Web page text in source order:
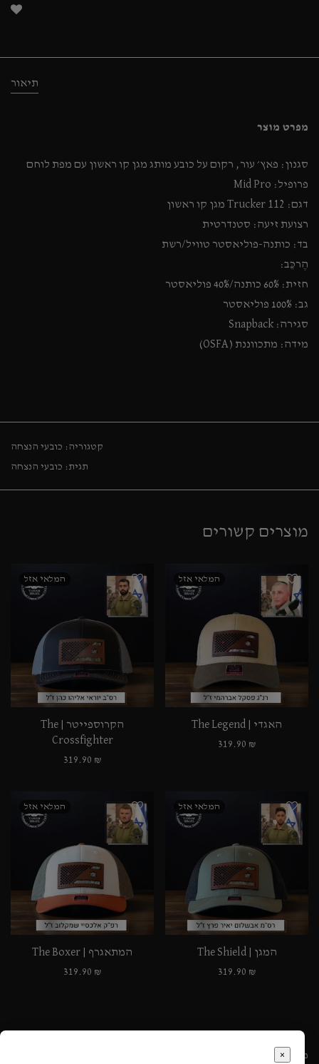
תיאור
מפרט מוצר
סגנון: פאץ׳ עור, רקום על כובע מותג מגן קו ראשון עם מפת לוחם
פרופיל: Mid Pro
דגם: Trucker 112 מגן קו ראשון
רצועת זיעה: סטנדרטית
בד: כותנה-פוליאסטר טוויל/רשת
הֶרכֵּב:
חזית: 60% כותנה/40% פוליאסטר
גב: 100% פוליאסטר
סגירה: Snapback
מידה: מתכווננת (OSFA)
קטגוריה: כובעי הנצחה
תגית: כובעי הנצחה
מוצרים קשורים
הקרוספייטר | The
Crossfighter
319.90 ₪
האגדי | The Legend
319.90 ₪
המתאגרף | The Boxer
319.90 ₪
המגן | The Shield
319.90 ₪
מעקב הזמנה
×